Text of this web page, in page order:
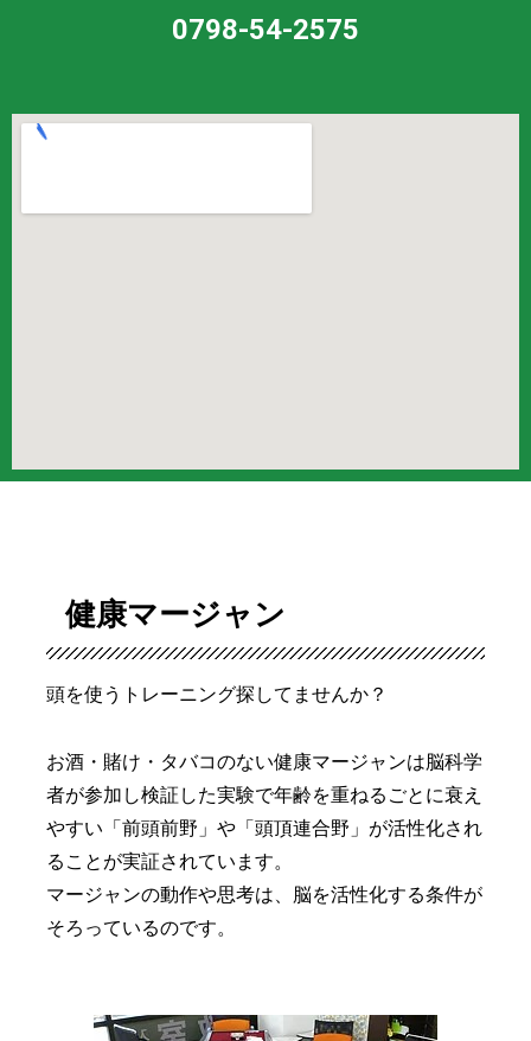
0798-54-2575
健康マージャン
頭を使うトレーニング探してませんか？
お酒・賭け・タバコのない健康マージャンは脳科学
者が参加し検証した実験で年齢を重ねるごとに衰え
やすい「前頭前野」や「頭頂連合野」が活性化され
ることが実証されています。
マージャンの動作や思考は、脳を活性化する条件が
そろっているのです。